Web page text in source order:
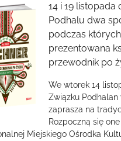
14 i 19 listopada
Podhalu dwa
podczas
prezentowana
przewodnik po
We wtorek 14
Związku
zaprasza na
Rozpoczną się
Miejskiego Ośrodka